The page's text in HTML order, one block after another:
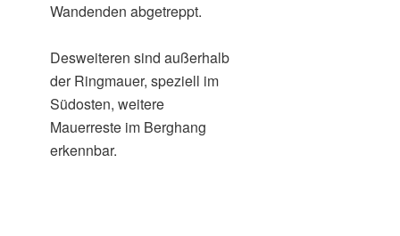
Wandenden abgetreppt.
Desweiteren sind außerhalb
der Ringmauer, speziell im
Südosten, weitere
Mauerreste im Berghang
erkennbar.